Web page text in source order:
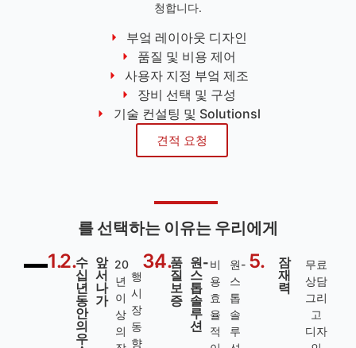
청합니다.
부엌 레이아웃 디자인
품질 및 비용 제어
사용자 지정 부엌 제조
장비 선택 및 구성
기술 컨설팅 및 Solutionsl
견적 요청
를 선택하는 이유는 우리에게
1.2. 3.4. 5.
수
십
년
동
안
의
우
앞
서
나
가
품
질
보
증
원-
스
톱
솔
루
션
잠
재
력
20
년
이
상
의
행
시
장
동
향
비
용
효
율
적
원-
스
톱
솔
루
무료
상담
그리
고
디자